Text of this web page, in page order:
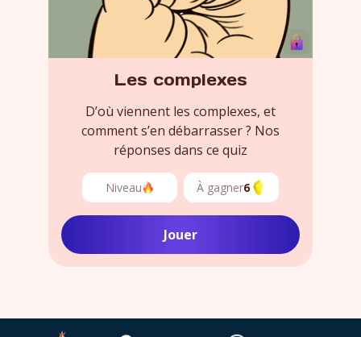
Les complexes
D’où viennent les complexes, et
comment s’en débarrasser ? Nos
réponses dans ce quiz
Niveau À gagner6
Jouer